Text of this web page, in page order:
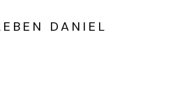
DANIEL